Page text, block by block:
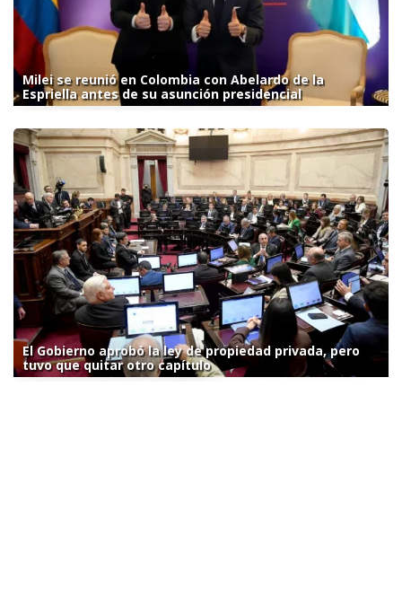
Milei se reunió en Colombia con Abelardo de la
Espriella antes de su asunción presidencial
El Gobierno aprobó la ley de propiedad privada, pero
tuvo que quitar otro capítulo